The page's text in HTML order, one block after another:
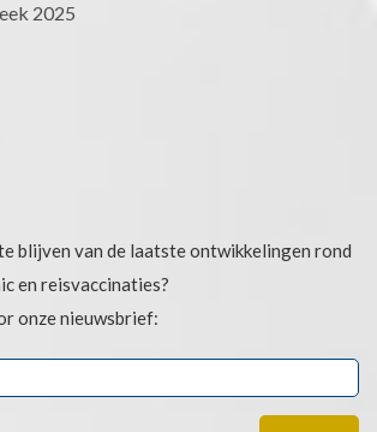
2025
blijven van de laatste ontwikkelingen rond
en reisvaccinaties?
onze nieuwsbrief: